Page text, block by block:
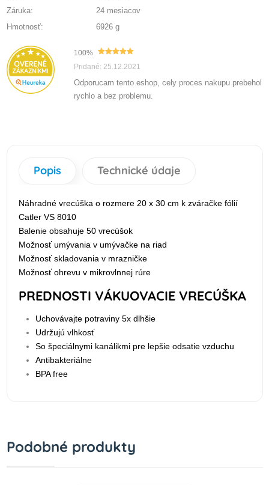
Záruka:
24 mesiacov
Hmotnosť:
6926 g
100%
Pridané: 25.12.2021
Odporucam tento eshop, cely proces nakupu prebehol
rychlo a bez problemu.
Popis Technické údaje
Náhradné vrecúška o rozmere 20 x 30 cm k zváračke fólií
Catler VS 8010
Balenie obsahuje 50 vrecúšok
Možnosť umývania v umývačke na riad
Možnosť skladovania v mrazničke
Možnosť ohrevu v mikrovlnnej rúre
PREDNOSTI VÁKUOVACIE VRECÚŠKA
Uchovávajte potraviny 5x dlhšie
Udržujú vlhkosť
So špeciálnymi kanálikmi pre lepšie odsatie vzduchu
Antibakteriálne
BPA free
Podobné produkty